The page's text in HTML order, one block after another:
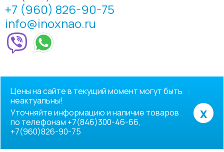
+7 (960) 826-90-75
info@inoxnao.ru
Цены на сайте в текущий момент могут быть
неактуальны!
Уточняйте информацию и наличие товаров
по телефонам +7(846)300-46-66,
+7(960)826-90-75
x